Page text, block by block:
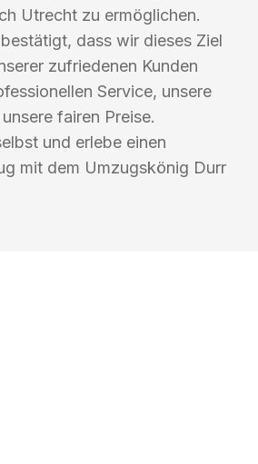
Utrecht zu ermöglichen.
dass wir dieses Ziel
zufriedenen Kunden
Service, unsere
fairen Preise.
und erlebe einen
mit dem Umzugskönig Durr